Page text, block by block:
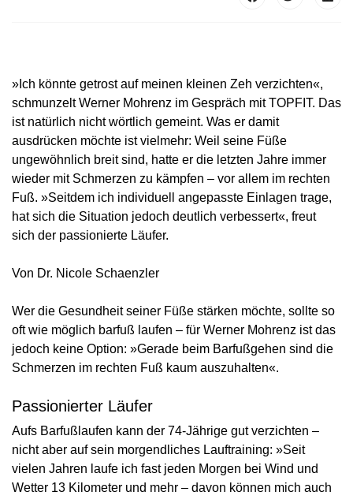
»Ich könnte getrost auf meinen kleinen Zeh verzichten«,
schmunzelt Werner Mohrenz im Gespräch mit TOPFIT. Das
ist natürlich nicht wörtlich gemeint. Was er damit
ausdrücken möchte ist vielmehr: Weil seine Füße
ungewöhnlich breit sind, hatte er die letzten Jahre immer
wieder mit Schmerzen zu kämpfen – vor allem im rechten
Fuß. »Seitdem ich individuell angepasste Einlagen trage,
hat sich die Situation jedoch deutlich verbessert«, freut
sich der passionierte Läufer.
Von Dr. Nicole Schaenzler
Wer die Gesundheit seiner Füße stärken möchte, sollte so
oft wie möglich barfuß laufen – für Werner Mohrenz ist das
jedoch keine Option: »Gerade beim Barfußgehen sind die
Schmerzen im rechten Fuß kaum auszuhalten«.
Passionierter Läufer
Aufs Barfußlaufen kann der 74-Jährige gut verzichten –
nicht aber auf sein morgendliches Lauftraining: »Seit
vielen Jahren laufe ich fast jeden Morgen bei Wind und
Wetter 13 Kilometer und mehr – davon können mich auch